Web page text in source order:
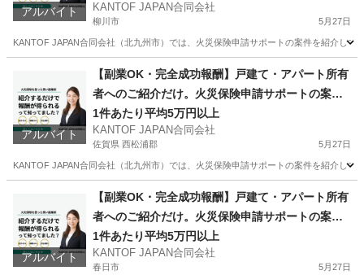
アルバイト KANTOF JAPAN合同会社
柳川市 5月27日
KANTOF JAPAN合同会社（北九州市）では、火災保険申請サポートの案件を紹介し
その他 スタッフ
アルバイト
【副業OK・完全成功報酬】戸建て・アパート所有
者へのご紹介だけ。火災保険申請サポートの案件
紹介スタッフ募集（福岡・大分・佐賀・山口）
1件あたり平均5万円以上
KANTOF JAPAN合同会社
佐賀県 西松浦郡 5月27日
KANTOF JAPAN合同会社（北九州市）では、火災保険申請サポートの案件を紹介し
その他 スタッフ
アルバイト
【副業OK・完全成功報酬】戸建て・アパート所有
者へのご紹介だけ。火災保険申請サポートの案件
紹介スタッフ募集（福岡・大分・佐賀・山口）
1件あたり平均5万円以上
KANTOF JAPAN合同会社
春日市 5月27日